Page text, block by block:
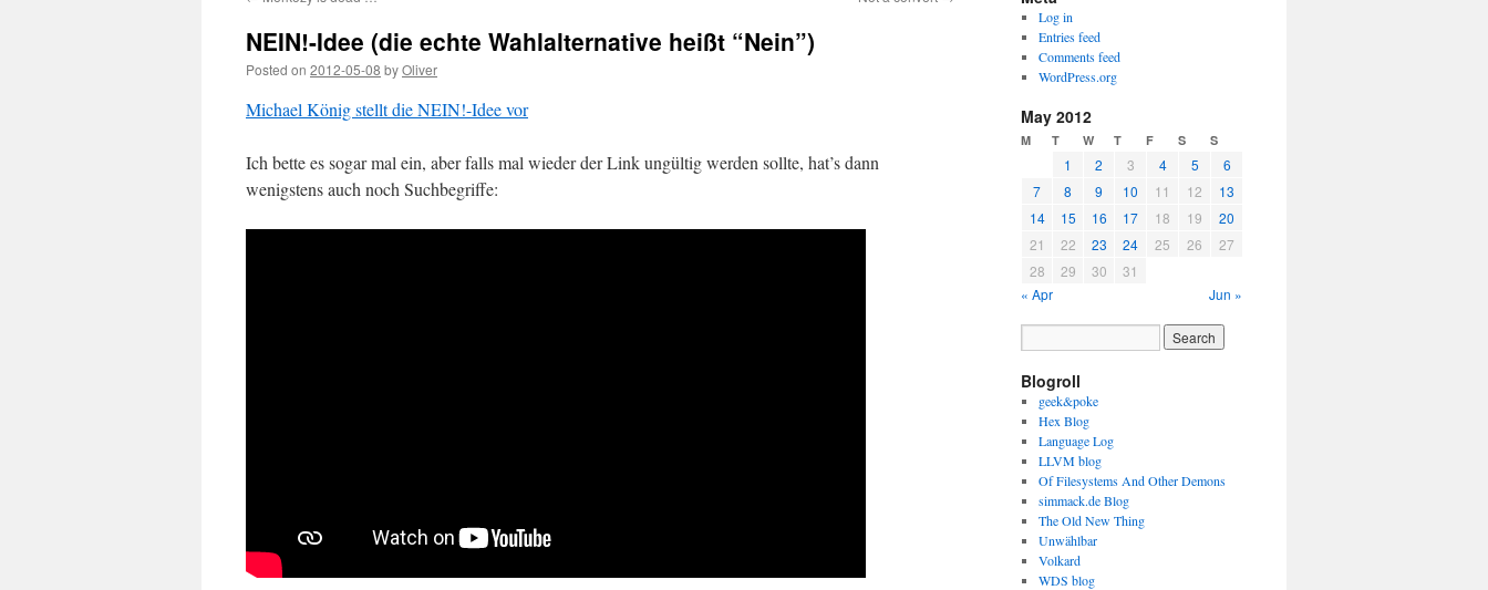
NEIN!-Idee (die echte Wahlalternative heißt “Nein”)
Posted on 2012-05-08 byOliver
Michael König stellt die NEIN!-Idee vor
Ich bette es sogar mal ein, aber falls mal wieder der Link ungültig werden sollte, hat’s dann
wenigstens auch noch Suchbegriffe:
Log in
Entries feed
Comments feed
WordPress.org
May 2012
M T W T F S S
1 2 3 4 5
6
7
8 9 10 11 12
13
14
15 16 17 18 19
20
21
22 23 24 25 26
27
28
29 30
31
« Apr
Jun »
Blogroll
geek&poke
Hex Blog
Language Log
LLVM blog
Of Filesystems And Other Demons
simmack.de Blog
The Old New Thing
Unwählbar
Volkard
WDS blog